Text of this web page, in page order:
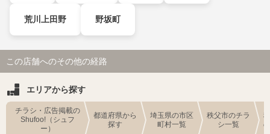
荒川上田野 野坂町
この店舗へのその他の経路
エリアから探す
チラシ・広告掲載の
Shufoo!（シュフ
ー）
都道府県から
探す
埼玉県の市区
町村一覧
秩父市のチラ
シ一覧